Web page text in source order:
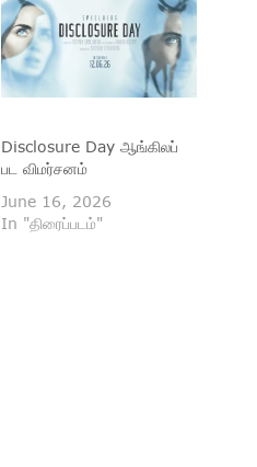
Disclosure Day ஆங்கிலப்
பட விமர்சனம்
June 16, 2026
In "திரைப்படம்"